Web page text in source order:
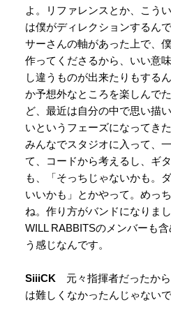
よ。リファレンスとか、こう
は僕がディレクションするん
サーさんの軸があった上で、
作ってくださるから、いい意
し違うものが出来たりもする
か予想外なところを楽しんで
ど、最近は自分の中で思い描
いというフェーズになってき
みんなでスタジオに入って、
て、コードから考えるし、ギ
も、「そっちじゃないかも。
いいかも」とかやって。めっ
ね。作り方がバンドになりま
WILL RABBITSのメンバーも
う感じなんです。
SiiiCK 元々指揮者だったか
は難しくなかったんじゃないで